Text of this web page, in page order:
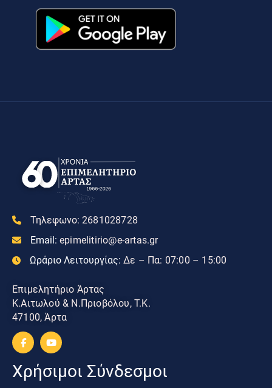
Τηλεφωνο: 2681028728
Email: epimelitirio@e-artas.gr
Ωράριο Λειτουργίας: Δε – Πα: 07:00 – 15:00
Επιμελητήριο Άρτας
Κ.Αιτωλού & Ν.Πριοβόλου, Τ.Κ.
47100, Άρτα
Χρήσιμοι Σύνδεσμοι